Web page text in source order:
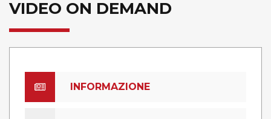
VIDEO ON DEMAND
INFORMAZIONE